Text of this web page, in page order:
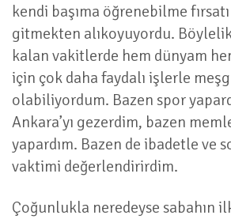
kendi başıma öğrenebilme
gitmekten alıkoyuyordu.
kalan vakitlerde hem dünyam
için çok daha faydalı işlerle
olabiliyordum. Bazen spor
Ankara’yı gezerdim, bazen
yapardım. Bazen de ibadetle ve
vaktimi değerlendirirdim.
Çoğunlukla neredeyse sabahın